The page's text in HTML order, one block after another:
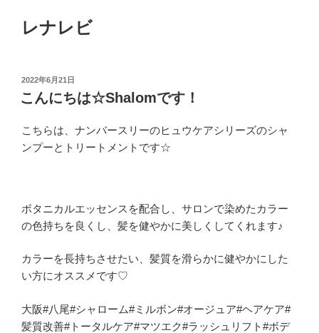
レナレビ
投
稿
日:
2022年6月21日
こんにちは☆Shalomです！
こちらは、ナンバースリーのヒュウケアシリーズのシャ
ンプーとトリートメントです☆
ボタニカルエッセンスを配合し、サロンで染めたカラー
の色持ちを良くし、髪を健やかに美しくしてくれます♪
カラーを長持ちさせたい、髪質を滑らかに健やかにした
い方にオススメです♡
大阪#八尾#シャローム#ミルボン#オージュア#ヘアケア#
髪質改善#トータルケア#マツエク#ラッシュリフト#ボデ